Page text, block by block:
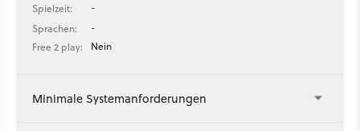
Spielzeit:
-
Sprachen:
-
Free 2 play:
Nein
Minimale Systemanforderungen